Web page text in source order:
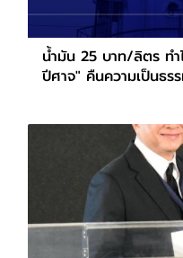
น้ำมัน 25 บาท/ลิตร ทำ
ปีศาจ" คืนความเป็นธร